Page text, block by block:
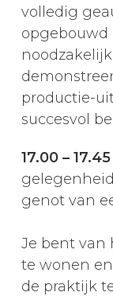
volledig
productie-
succesvol
17.00 –
genot van
Je bent van
te wonen
de praktijk